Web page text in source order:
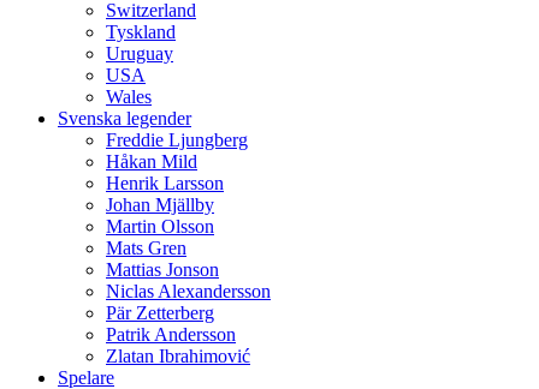
Switzerland
Tyskland
Uruguay
USA
Wales
Svenska legender
Freddie Ljungberg
Håkan Mild
Henrik Larsson
Johan Mjällby
Martin Olsson
Mats Gren
Mattias Jonson
Niclas Alexandersson
Pär Zetterberg
Patrik Andersson
Zlatan Ibrahimović
Spelare